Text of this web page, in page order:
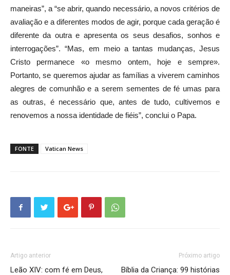
maneiras”, a “se abrir, quando necessário, a novos critérios de
avaliação e a diferentes modos de agir, porque cada geração é
diferente da outra e apresenta os seus desafios, sonhos e
interrogações”. “Mas, em meio a tantas mudanças, Jesus
Cristo permanece «o mesmo ontem, hoje e sempre».
Portanto, se queremos ajudar as famílias a viverem caminhos
alegres de comunhão e a serem sementes de fé umas para
as outras, é necessário que, antes de tudo, cultivemos e
renovemos a nossa identidade de fiéis”, conclui o Papa.
FONTE Vatican News
Artigo anterior
Leão XIV: com fé em Deus,
Próximo artigo
Bíblia da Criança: 99 histórias